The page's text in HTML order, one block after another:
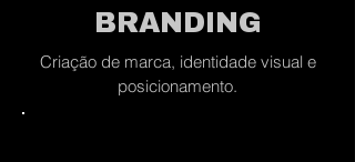
BRANDING
Criação de marca, identidade visual e
posicionamento.